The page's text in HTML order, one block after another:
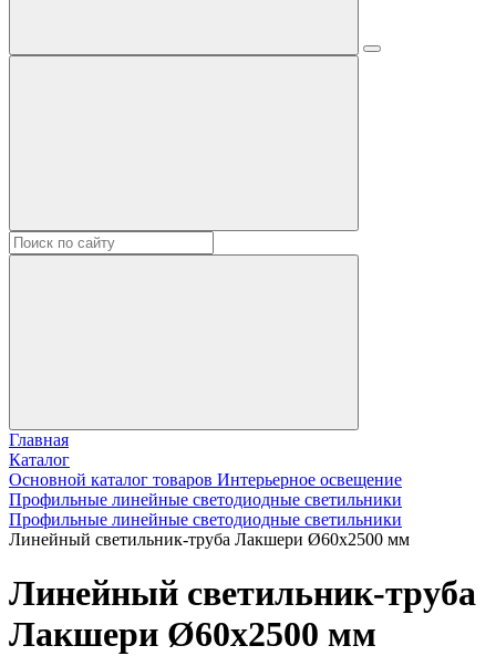
Главная
Каталог
Основной каталог товаров Интерьерное освещение
Профильные линейные светодиодные светильники
Профильные линейные светодиодные светильники
Линейный светильник-труба Лакшери Ø60х2500 мм
Линейный светильник-труба
Лакшери Ø60х2500 мм